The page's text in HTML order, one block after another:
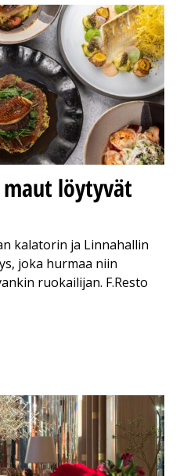
maut löytyvät
kalatorin ja Linnahallin
joka hurmaa niin
ruokailijan. F.Resto